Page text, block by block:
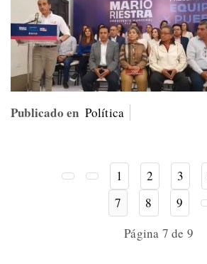
Publicado en Política
1 2 3
7
8
9
Página 7 de 9